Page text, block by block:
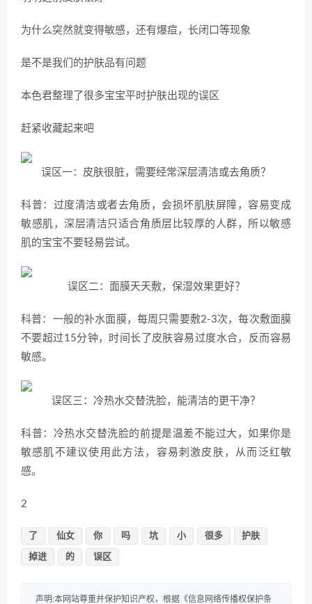
为什么突然就变得敏感，还有爆痘，长闭口等现象
是不是我们的护肤品有问题
本色君整理了很多宝宝平时护肤出现的误区
赶紧收藏起来吧
误区一：皮肤很脏，需要经常深层清洁或去角质？
科普：过度清洁或者去角质，会损坏肌肤屏障，容易变成
敏感肌，深层清洁只适合角质层比较厚的人群，所以敏感
肌的宝宝不要轻易尝试。
误区二：面膜天天敷，保湿效果更好？
科普：一般的补水面膜，每周只需要敷2-3次，每次敷面膜
不要超过15分钟，时间长了皮肤容易过度水合，反而容易
敏感。
误区三：冷热水交替洗脸，能清洁的更干净？
科普：冷热水交替洗脸的前提是温差不能过大，如果你是
敏感肌不建议使用此方法，容易刺激皮肤，从而泛红敏
感。
2
了 仙女 你 吗 坑 小 很多 护肤
掉进 的 误区
声明:本网站尊重并保护知识产权，根据《信息网络传播权保护条